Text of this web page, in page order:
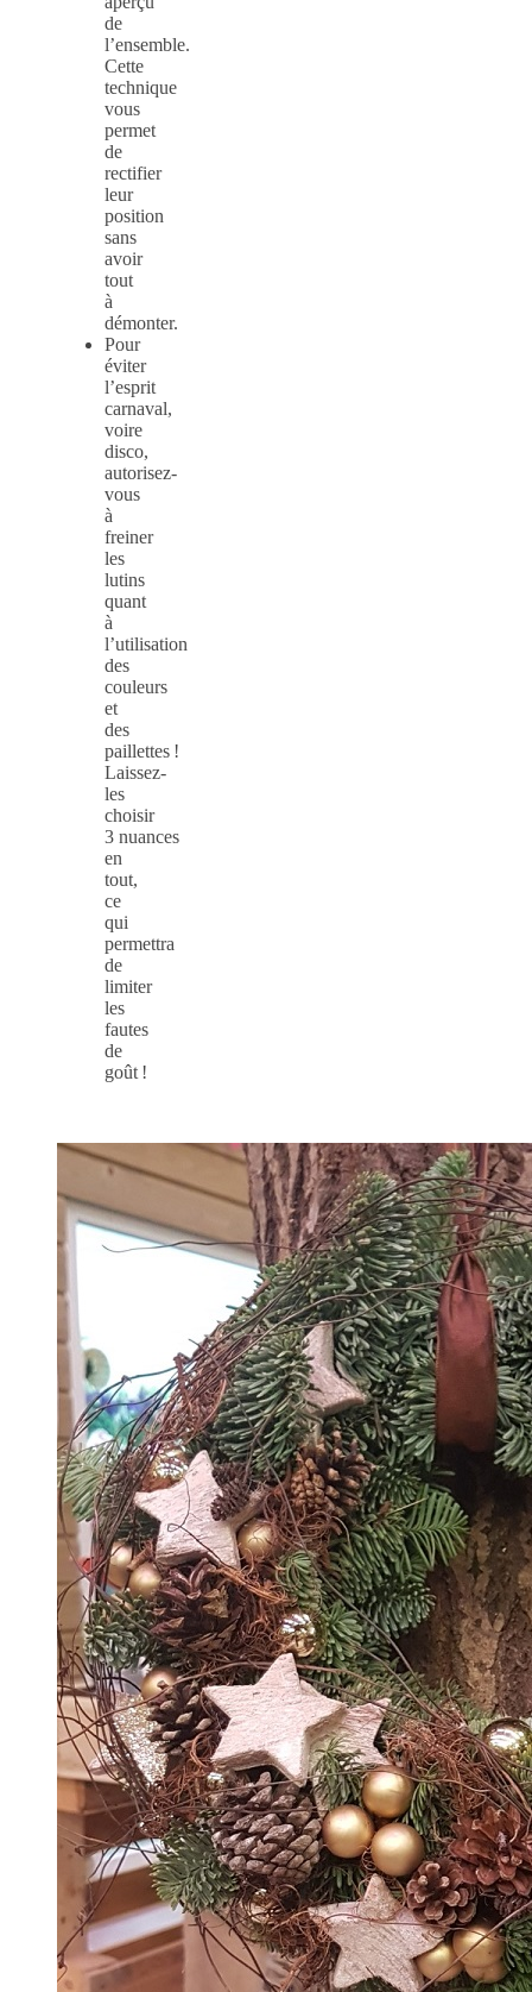
de
l’ensemble.
Cette
technique
vous
permet
de
rectifier
leur
position
sans
avoir
tout
à
démonter.
Pour
éviter
l’esprit
carnaval,
voire
disco,
autorisez-
vous
à
freiner
les
lutins
quant
à
l’utilisation
des
couleurs
et
des
paillettes !
Laissez-
les
choisir
3 nuances
en
tout,
ce
qui
permettra
de
limiter
les
fautes
de
goût !